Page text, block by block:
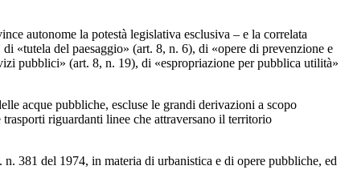
autonome la potestà legislativa esclusiva – e la correlata
«tutela del paesaggio» (art. 8, n. 6), di «opere di prevenzione e
pubblici» (art. 8, n. 19), di «espropriazione per pubblica utilità»
acque pubbliche, escluse le grandi derivazioni a scopo
riguardanti linee che attraversano il territorio
381 del 1974, in materia di urbanistica e di opere pubbliche, ed